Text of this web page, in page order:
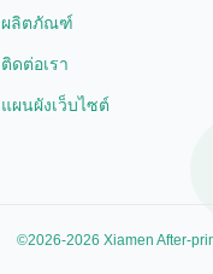
ผลิตภัณฑ์
ติดต่อเรา
แผนผังเว็บไซต์
©2026-2026 Xiamen After-